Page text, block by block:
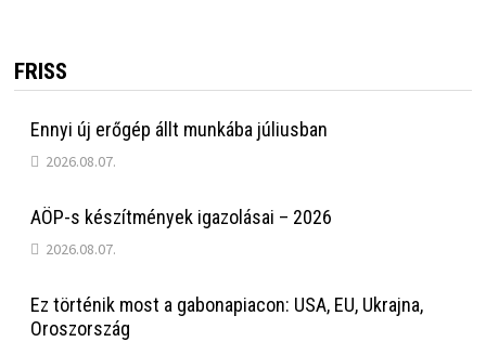
FRISS
Ennyi új erőgép állt munkába júliusban
2026.08.07.
AÖP-s készítmények igazolásai – 2026
2026.08.07.
Ez történik most a gabonapiacon: USA, EU, Ukrajna,
Oroszország